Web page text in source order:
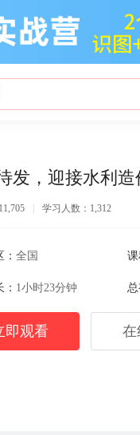
发，迎接水利
学习人数：1,312
全国 课
1小时23分钟 总
即观看 在